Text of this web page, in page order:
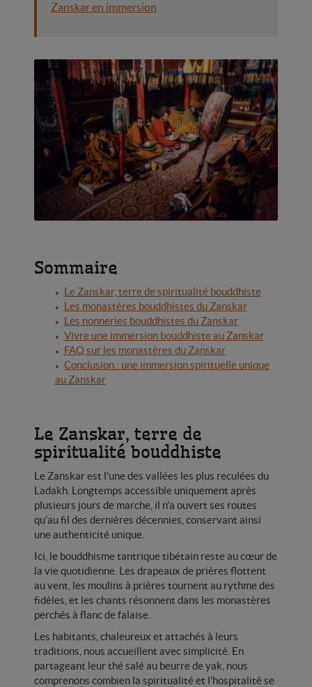
Zanskar en immersion
Sommaire
Le Zanskar, terre de spiritualité bouddhiste
Les monastères bouddhistes du Zanskar
Les nonneries bouddhistes du Zanskar
Vivre une immersion bouddhiste au Zanskar
FAQ sur les monastères du Zanskar
Conclusion : une immersion spirituelle unique
au Zanskar
Le Zanskar, terre de
spiritualité bouddhiste
Le Zanskar est l’une des vallées les plus reculées du
Ladakh. Longtemps accessible uniquement après
plusieurs jours de marche, il n’a ouvert ses routes
qu’au fil des dernières décennies, conservant ainsi
une authenticité unique.
Ici, le bouddhisme tantrique tibétain reste au cœur de
la vie quotidienne. Les drapeaux de prières flottent
au vent, les moulins à prières tournent au rythme des
fidèles, et les chants résonnent dans les monastères
perchés à flanc de falaise.
Les habitants, chaleureux et attachés à leurs
traditions, nous accueillent avec simplicité. En
partageant leur thé salé au beurre de yak, nous
comprenons combien la spiritualité et l’hospitalité se